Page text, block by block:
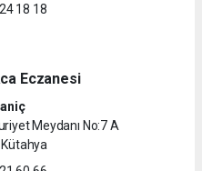
18 18
Eczanesi
Meydanı No:7 A